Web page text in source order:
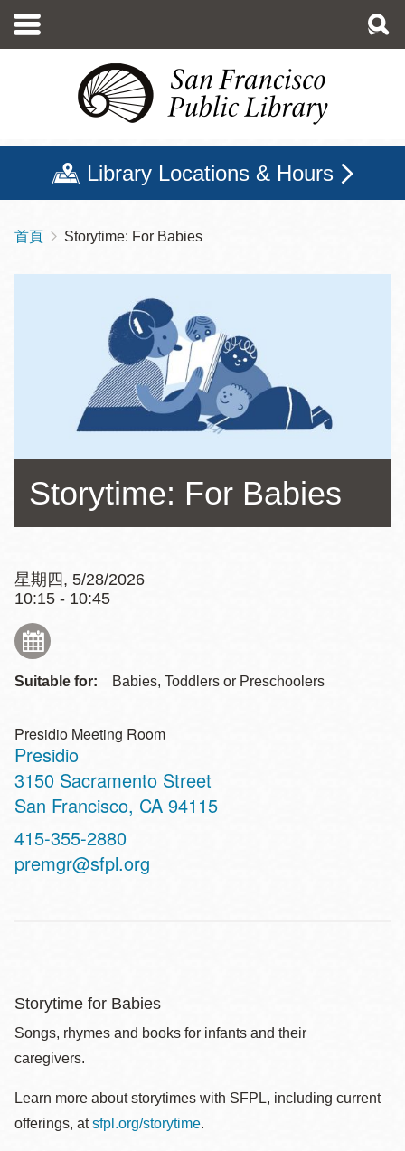
至
Library Locations & Hours
導
航
首頁 Storytime: For Babies
Storytime: For Babies
星期四, 5/28/2026
10:15 - 10:45
Suitable for: Babies, Toddlers or Preschoolers
Presidio Meeting Room
Presidio
Address
3150 Sacramento Street
San Francisco, CA 94115
Contact
Telephone
415-355-2880
premgr@sfpl.org
Storytime for Babies
Songs, rhymes and books for infants and their
caregivers.
Learn more about storytimes with SFPL, including current
offerings, atsfpl.org/storytime.